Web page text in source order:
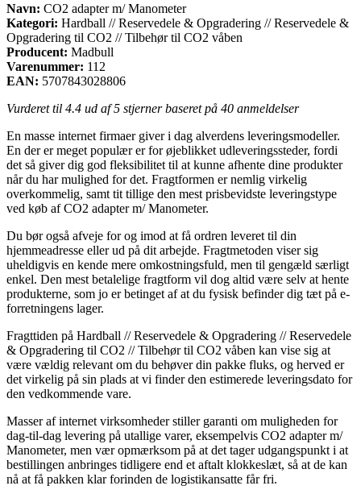
Navn: CO2 adapter m/ Manometer
Kategori: Hardball // Reservedele & Opgradering // Reservedele &
Opgradering til CO2 // Tilbehør til CO2 våben
Producent: Madbull
Varenummer: 112
EAN: 5707843028806
Vurderet til 4.4 ud af 5 stjerner baseret på 40 anmeldelser
En masse internet firmaer giver i dag alverdens leveringsmodeller.
En der er meget populær er for øjeblikket udleveringssteder, fordi
det så giver dig god fleksibilitet til at kunne afhente dine produkter
når du har mulighed for det. Fragtformen er nemlig virkelig
overkommelig, samt tit tillige den mest prisbevidste leveringstype
ved køb af CO2 adapter m/ Manometer.
Du bør også afveje for og imod at få ordren leveret til din
hjemmeadresse eller ud på dit arbejde. Fragtmetoden viser sig
uheldigvis en kende mere omkostningsfuld, men til gengæld særligt
enkel. Den mest betalelige fragtform vil dog altid være selv at hente
produkterne, som jo er betinget af at du fysisk befinder dig tæt på e-
forretningens lager.
Fragttiden på Hardball // Reservedele & Opgradering // Reservedele
& Opgradering til CO2 // Tilbehør til CO2 våben kan vise sig at
være vældig relevant om du behøver din pakke fluks, og herved er
det virkelig på sin plads at vi finder den estimerede leveringsdato for
den vedkommende vare.
Masser af internet virksomheder stiller garanti om muligheden for
dag-til-dag levering på utallige varer, eksempelvis CO2 adapter m/
Manometer, men vær opmærksom på at det tager udgangspunkt i at
bestillingen anbringes tidligere end et aftalt klokkeslæt, så at de kan
nå at få pakken klar forinden de logistikansatte får fri.